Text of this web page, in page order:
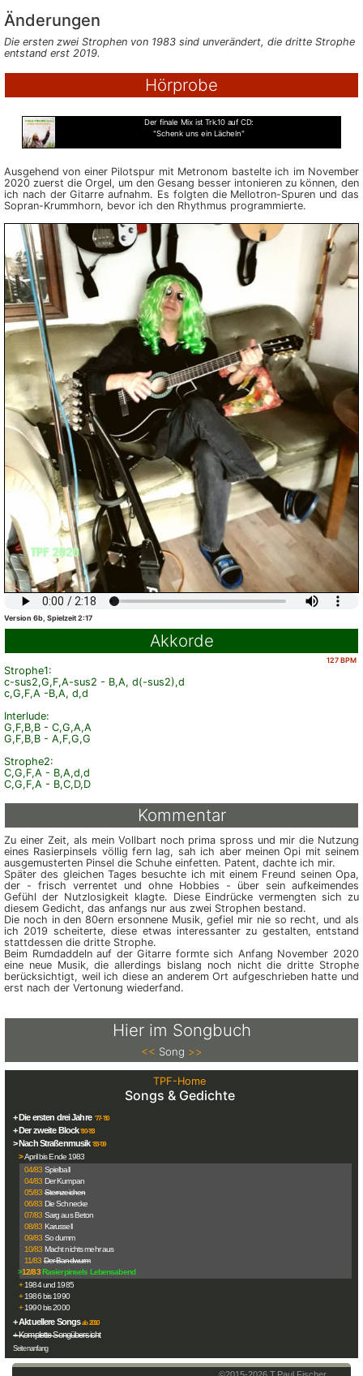
Änderungen
Die ersten zwei Strophen von 1983 sind unverändert, die dritte Strophe
entstand erst 2019.
Hörprobe
Der finale Mix ist Trk.10 auf CD:
"Schenk uns ein Lächeln"
Ausgehend von einer Pilotspur mit Metronom bastelte ich im November
2020 zuerst die Orgel, um den Gesang besser intonieren zu können, den
ich nach der Gitarre aufnahm. Es folgten die Mellotron-Spuren und das
Sopran-Krummhorn, bevor ich den Rhythmus programmierte.
Version 6b, Spielzeit 2:17
Akkorde
127 BPM
Strophe1:
c-sus2,G,F,A-sus2 - B,A, d(-sus2),d
c,G,F,A -B,A, d,d
Interlude:
G,F,B,B - C,G,A,A
G,F,B,B - A,F,G,G
Strophe2:
C,G,F,A - B,A,d,d
C,G,F,A - B,C,D,D
Kommentar
Zu einer Zeit, als mein Vollbart noch prima spross und mir die Nutzung
eines Rasierpinsels völlig fern lag, sah ich aber meinen Opi mit seinem
aus­ge­mus­terten Pinsel die Schuhe einfetten. Patent, dachte ich mir.
Später des gleichen Tages besuchte ich mit einem Freund seinen Opa,
der - frisch verrentet und ohne Hobbies - über sein aufkeimendes
Gefühl der Nutz­losig­keit klagte. Diese Eindrücke vermengten sich zu
diesem Gedicht, das anfangs nur aus zwei Strophen bestand.
Die noch in den 80ern ersonnene Musik, gefiel mir nie so recht, und als
ich 2019 scheiterte, diese etwas interessanter zu gestalten, entstand
stattdessen die dritte Strophe.
Beim Rumdaddeln auf der Gitarre formte sich Anfang November 2020
eine neue Musik, die allerdings bislang noch nicht die dritte Strophe
berücksichtigt, weil ich diese an anderem Ort aufgeschrieben hatte und
erst nach der Vertonung wiederfand.
Hier im Songbuch
<< Song >>
TPF-Home
Songs & Gedichte
+ Die ersten drei Jahre '77-'80
+ Der zweite Block '80-'83
> Nach Straßenmusik '83-'09
>April bis Ende 1983
04/83 Spielball
04/83 Der Kumpan
05/83Sternzeichen
06/83 Die Schnecke
07/83 Sarg aus Beton
08/83 Karussell
09/83 So dumm
10/83 Macht nichts mehr aus
11/83Der Bandwurm
>12/83Rasierpinsels Lebensabend
+1984 und 1985
+1986 bis 1990
+1990 bis 2000
+ Aktuellere Songs ab 2010
+ Komplette Songübersicht
Seitenanfang
©2015-2026 T.Paul Fischer